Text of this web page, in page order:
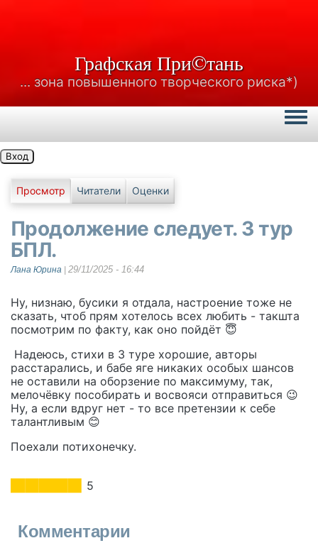
Графская При©тань
... зона повышенного творческого риска*)
Вход
Главные вкладки
Просмотр Читатели Оценки
Продолжение следует. 3 тур
БПЛ.
Лана Юрина 29/11/2025 - 16:44
Ну, низнаю, бусики я отдала, настроение тоже не
сказать, чтоб прям хотелось всех любить - такшта
посмотрим по факту, как оно пойдёт 😇
Надеюсь, стихи в 3 туре хорошие, авторы
расстарались, и бабе яге никаких особых шансов
не оставили на оборзение по максимуму, так,
мелочёвку пособирать и восвояси отправиться 😉
Ну, а если вдруг нет - то все претензии к себе
талантливым 😊
Поехали потихонечку.
5
Комментарии